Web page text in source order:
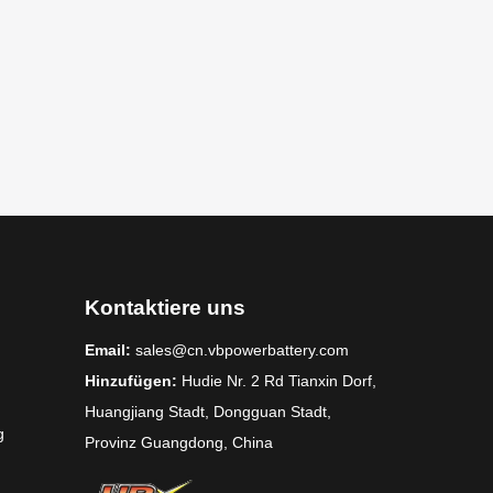
Kontaktiere uns
Email: sales@cn.vbpowerbattery.com
Hinzufügen: Hudie Nr. 2 Rd Tianxin Dorf,
Huangjiang Stadt, Dongguan Stadt,
Provinz Guangdong, China